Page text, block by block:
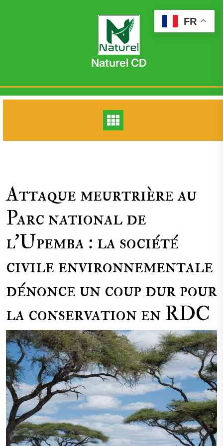
Naturel CD
Attaque meurtrière au
Parc national de
l’Upemba : la société
civile environnementale
dénonce un coup dur pour
la conservation en RDC
FR